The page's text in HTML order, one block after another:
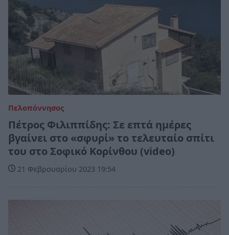
Πελοπόννησος
Πέτρος Φιλιππίδης: Σε επτά ημέρες
βγαίνει στο «σφυρί» το τελευταίο σπίτι
του στο Σοφικό Κορίνθου (video)
21 Φεβρουαρίου 2023 19:54